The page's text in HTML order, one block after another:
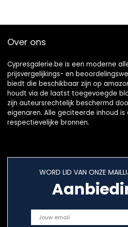
Over ons
Cypresgalerie.be is een moderne
prijsvergelijkings- en
biedt die beschikbaar zijn op
houdt via de laatst toegevoegde
zijn auteursrechtelijk beschermd
eigenaren. Alle geciteerde inhoud is
respectievelijke bronnen.
WORD LID VAN ONZE